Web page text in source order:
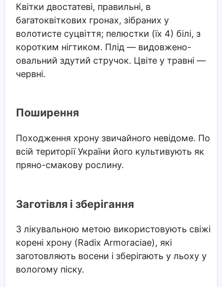
Квітки двостатеві, правильні, в
багатоквіткових гронах, зібраних у
волотисте суцвіття; пелюстки (їх 4) білі, з
коротким нігтиком. Плід — видовжено-
овальний здутий стручок. Цвіте у травні —
червні.
Поширення
Походження хрону звичайного невідоме. По
всій території України його культивують як
пряно-смакову рослину.
Заготівля і зберігання
З лікувальною метою використовують свіжі
корені хрону (Radix Armoraciae), які
заготовляють восени і зберігають у льоху у
вологому піску.